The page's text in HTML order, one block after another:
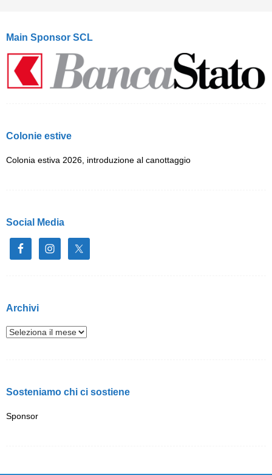
Main Sponsor SCL
Colonie estive
Colonia estiva 2026, introduzione al canottaggio
Social Media
Archivi
Sosteniamo chi ci sostiene
Sponsor